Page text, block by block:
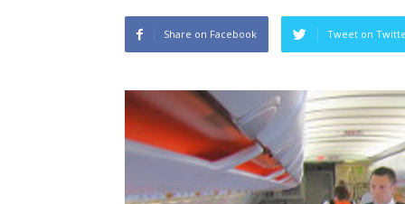
Share on Facebook Tweet on